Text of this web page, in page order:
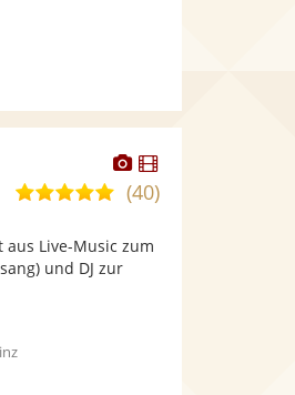
Dieser
Künstler
stellt
bereit.
Dieser
Künstler
4,9
5
Sternen
(40)
aus Live-Music zum
und DJ zur